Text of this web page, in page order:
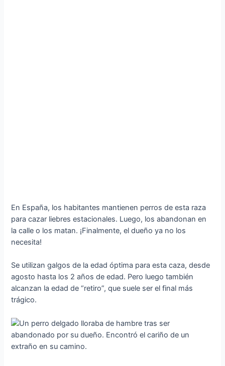
En España, los habitantes mantienen perros de esta raza
para cazar liebres estacionales. Luego, los abandonan en
la calle o los matan. ¡Finalmente, el dueño ya no los
necesita!
Se utilizan galgos de la edad óptima para esta caza, desde
agosto hasta los 2 años de edad. Pero luego también
alcanzan la edad de “retiro”, que suele ser el final más
trágico.